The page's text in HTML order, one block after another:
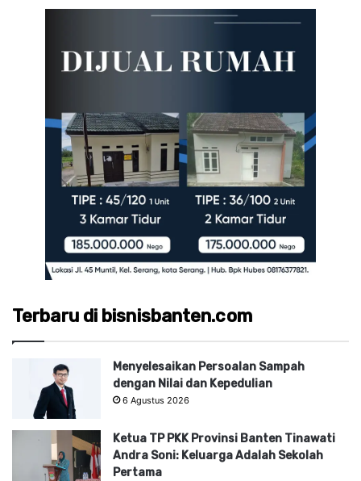
Terbaru di bisnisbanten.com
Menyelesaikan Persoalan Sampah
dengan Nilai dan Kepedulian
6 Agustus 2026
Ketua TP PKK Provinsi Banten Tinawati
Andra Soni: Keluarga Adalah Sekolah
Pertama